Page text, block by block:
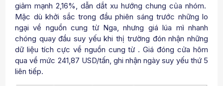
giảm mạnh 2,16%, dẫn dắt xu hướng chung của nhóm.
Mặc dù khởi sắc trong đầu phiên sáng trước những lo
ngại về nguồn cung từ Nga, nhưng giá lúa mì nhanh
chóng quay đầu suy yếu khi thị trường đón nhận những
dữ liệu tích cực về nguồn cung từ . Giá đóng cửa hôm
qua về mức 241,87 USD/tấn, ghi nhận ngày suy yếu thứ 5
liên tiếp.